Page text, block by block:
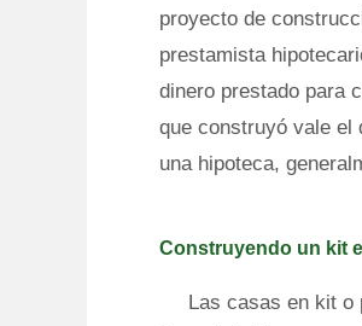
proyecto de
prestamista
dinero prestado para
que construyó vale el
una hipoteca,
Construyendo un kit
Las casas en kit o